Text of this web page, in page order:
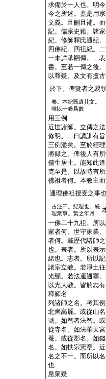
求備於一人也。明
今之所述。蓋是用
文義。且刪且補。
記。儒宗史籍。諸
紀。修師釋氏通紀
四佛紀。四祖紀。
一未詳承嗣傳。二
書。至若一傳之後
以釋疑。及文有援
於下。俾覽者之易
卷。本紀既遺其文。
唯以十卷爲數
用三例
近世諸師。立傳之
修明。二曰講訓有
三例濫矣。至於經
將録之。俾後人有
儒生居士。能知此
克至是。以故時有
佛祖者何。本教主
通理佛祖授受之事
古注曰。紀理也。統
理衆事。繋之年月
一佛二十九祖。所
家者何。世守家業
者何。載歴代諸師
也。表者。所以表
緒也。志者。所以
諸宗立教。若淨土
光顯。若法運通塞
以光大教。皆於志
釋師名
列諸師之名。考其
北齊高麗。或從山
號。如智者法智。
從寺名。如法華天
菴。或從郡名。如
名。如扶宗憲章。
名之不一。而所以
也
息衆疑